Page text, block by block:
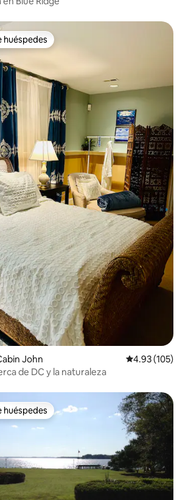
preferido
huéspedes
John Calificación
4.93 (105)
de DC y la naturaleza
preferido
huéspedes